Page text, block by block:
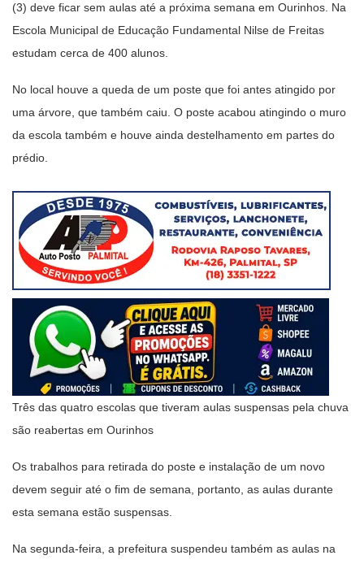
(3) deve ficar sem aulas até a próxima semana em Ourinhos. Na
Escola Municipal de Educação Fundamental Nilse de Freitas
estudam cerca de 400 alunos.
No local houve a queda de um poste que foi antes atingido por
uma árvore, que também caiu. O poste acabou atingindo o muro
da escola também e houve ainda destelhamento em partes do
prédio.
Três das quatro escolas que tiveram aulas suspensas pela chuva
são reabertas em Ourinhos
Os trabalhos para retirada do poste e instalação de um novo
devem seguir até o fim de semana, portanto, as aulas durante
esta semana estão suspensas.
Na segunda-feira, a prefeitura suspendeu também as aulas na